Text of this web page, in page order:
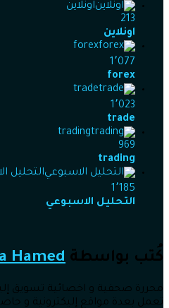
اونلاين
213
اونلاين
forex
1٬077
forex
trade
1٬023
trade
trading
969
trading
التحليل
1٬185
التحليل الاسبوعي
كُتب بواسطة Hamed
محررة صحفية و اخصائية تسويق
تعمل بعدة مواقع إليكترونية و